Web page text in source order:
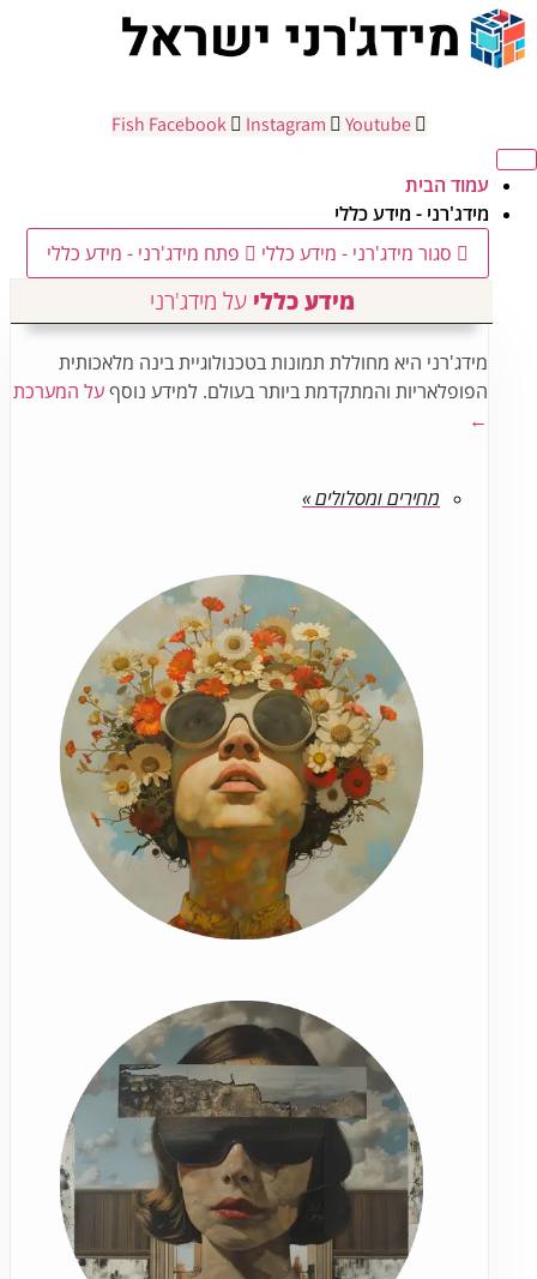
FishFacebook Instagram Youtube
עמוד הבית
מידג'רני - מידע כללי
סגור מידג'רני - מידע כללי
פתח מידג'רני - מידע כללי
מידע כלליעל מידג'רני
מידג'רני היא מחוללת תמונות בטכנולוגיית בינה מלאכותית
הפופלאריות והמתקדמת ביותר בעולם. למידע נוסףעל המערכת
מחירים ומסלולים »